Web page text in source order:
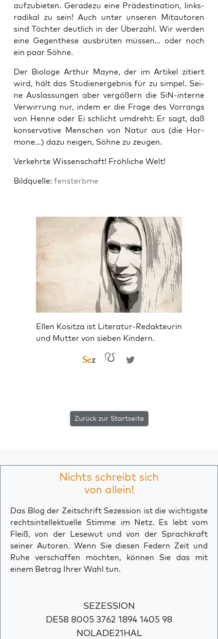
auf­zu­bie­ten. Gera­de­zu eine Prä­de­sti­na­ti­on, links­
ra­di­kal zu sein! Auch unter unse­ren Mit­au­toren
sind Töch­ter deut­lich in der Über­zahl. Wir wer­den
eine Gegen­the­se aus­brü­ten müs­sen… oder noch
ein paar Söhne.
Der Bio­lo­ge Arthur May­ne, der im Arti­kel zitiert
wird, hält das Stu­di­en­ergeb­nis für zu sim­pel. Sei­
ne Aus­las­sun­gen aber ver­gößern die SiN-inter­ne
Ver­wir­rung nur, indem er die Fra­ge des Vor­rangs
von Hen­ne oder Ei schlicht umdreht: Er sagt, daß
kon­ser­va­ti­ve Men­schen von Natur aus (die Hor­
mo­ne…) dazu nei­gen, Söh­ne zu zeugen.
Ver­kehr­te Wis­sen­schaft! Fröh­li­che Welt!
Bild­quel­le: fens­terb­me
Ellen Kositza ist Literatur-Redakteurin
und Mutter von sieben Kindern.
Zurück zur Startseite
Nichts schreibt sich
von allein!
Das Blog der Zeitschrift Sezession ist die wichtigste
rechtsintellektuelle Stimme im Netz. Es lebt vom
Fleiß, von der Lesewut und von der Sprachkraft
seiner Autoren. Wenn Sie diesen Federn Zeit und
Ruhe verschaffen möchten, können Sie das mit
einem Betrag Ihrer Wahl tun.
SEZESSION
DE58 8005 3762 1894 1405 98
NOLADE21HAL